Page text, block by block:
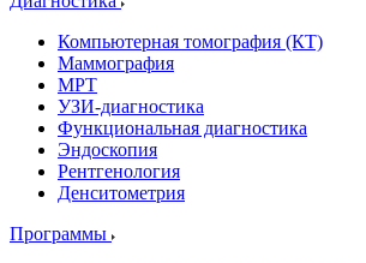
Компьютерная томография (КТ)
Маммография
МРТ
УЗИ-диагностика
Функциональная диагностика
Эндоскопия
Рентгенология
Денситометрия
Программы